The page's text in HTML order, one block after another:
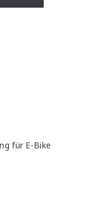
für E-Bike